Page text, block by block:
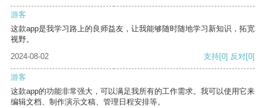
游客
这款app是我学习路上的良师益友，让我能够随时随地学习新知识，拓宽
视野。
2024-08-02
支持[0] 反对[0]
游客
这款app的功能非常强大，可以满足我所有的工作需求。我可以使用它来
编辑文档、制作演示文稿、管理日程安排等。